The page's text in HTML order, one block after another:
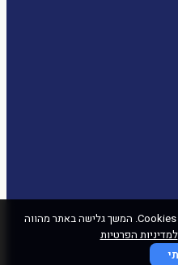
לידיעתך, באתר זה נעשה שימוש בקבצי Cookies. המשך גלישה באתר מהווה
למדיניות הפרטיות